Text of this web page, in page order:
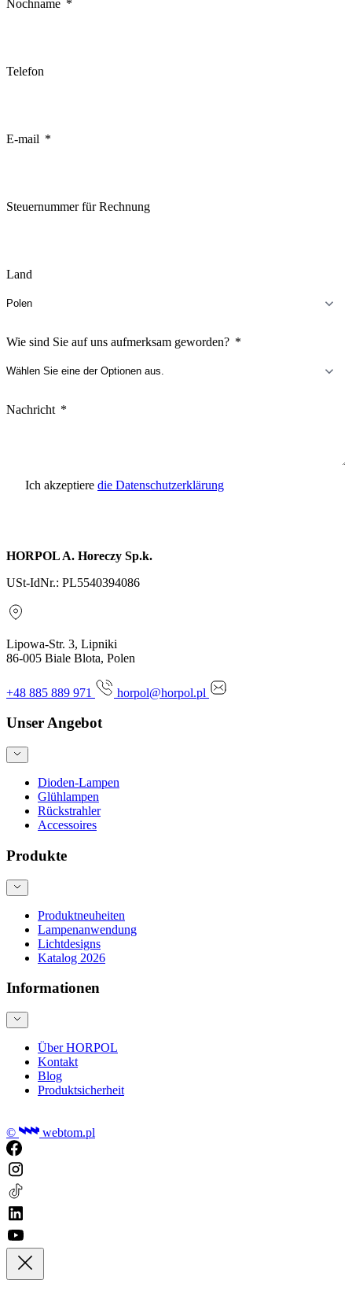
Nochname
Telefon
E-mail
Steuernummer für Rechnung
Land
Wie sind Sie auf uns aufmerksam geworden?
Nachricht
Ich akzeptiere die Datenschutzerklärung
HORPOL A. Horeczy Sp.k.
USt-IdNr.: PL5540394086
Lipowa-Str. 3, Lipniki
86-005 Biale Blota, Polen
+48 885 889 971 horpol@horpol.pl
Unser Angebot
Dioden-Lampen
Glühlampen
Rückstrahler
Accessoires
Produkte
Produktneuheiten
Lampenanwendung
Lichtdesigns
Katalog 2026
Informationen
Über HORPOL
Kontakt
Blog
Produktsicherheit
© webtom.pl